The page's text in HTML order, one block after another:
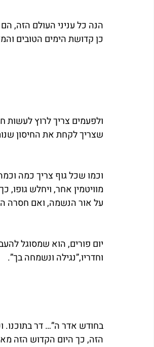
הנה כל עניני העולם הזה,
כן קדושת הימים הטובים
ולפעמים צריך לרוץ לעשות
שצריך לקחת את החיסון
וכמו שכל גוף צריך כמה
מוויטמין אחר, ויחלש
על אור הנשמה, ואם חסרה
יום פורים, הוא שמסוגל
וחדריו,”נגילה ונשמחה בך”.
בחודש אדר ה”… דר בתוכנו.
הזה, כך היום הקדוש הזה